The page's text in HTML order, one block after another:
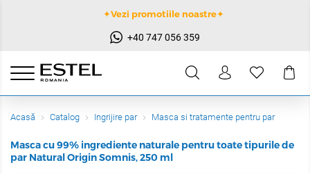
✦Vezi promotiile noastre✦
+40 747 056 359
Acasă Catalog Ingrijire par Masca si tratamente pentru par
Masca cu 99% ingrediente naturale pentru toate tipurile de
par Natural Origin Somnis, 250 ml